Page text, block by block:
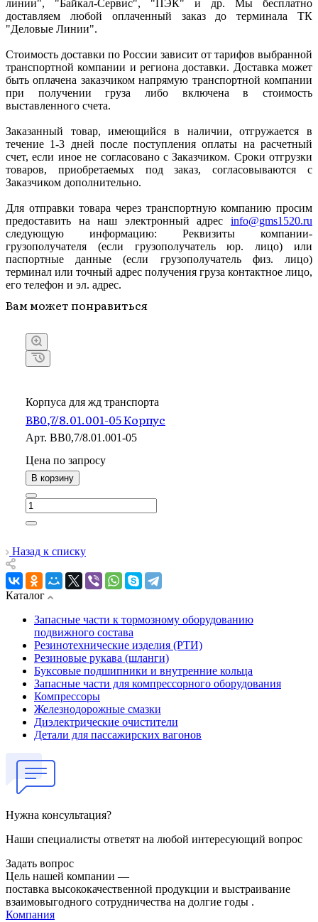
линии", "Байкал-Сервис", "ПЭК" и др. Мы бесплатно
доставляем любой оплаченный заказ до терминала ТК
"Деловые Линии".
Стоимость доставки по России зависит от тарифов выбранной
транспортной компании и региона доставки. Доставка может
быть оплачена заказчиком напрямую транспортной компании
при получении груза либо включена в стоимость
выставленного счета.
Заказанный товар, имеющийся в наличии, отгружается в
течение 1-3 дней после поступления оплаты на расчетный
счет, если иное не согласовано с Заказчиком. Сроки отгрузки
товаров, приобретаемых под заказ, согласовываются с
Заказчиком дополнительно.
Для отправки товара через транспортную компанию просим
предоставить на наш электронный адрес info@gms1520.ru
следующую информацию: Реквизиты компании-
грузополучателя (если грузополучатель юр. лицо) или
паспортные данные (если грузополучатель физ. лицо)
терминал или точный адрес получения груза контактное лицо,
его телефон и эл. адрес.
Вам может понравиться
Корпуса для жд транспорта
ВВ0,7/8.01.001-05 Корпус
Арт. ВВ0,7/8.01.001-05
Цена по запросу
В корзину
Назад к списку
Каталог
Запасные части к тормозному оборудованию
подвижного состава
Резинотехнические изделия (РТИ)
Резиновые рукава (шланги)
Буксовые подшипники и внутренние кольца
Запасные части для компрессорного оборудования
Компрессоры
Железнодорожные смазки
Диэлектрические очистители
Детали для пассажирских вагонов
Нужна консультация?
Наши специалисты ответят на любой интересующий вопрос
Задать вопрос
Цель нашей компании —
поставка высококачественной продукции и выстраивание
взаимовыгодного сотрудничества на долгие годы .
Компания